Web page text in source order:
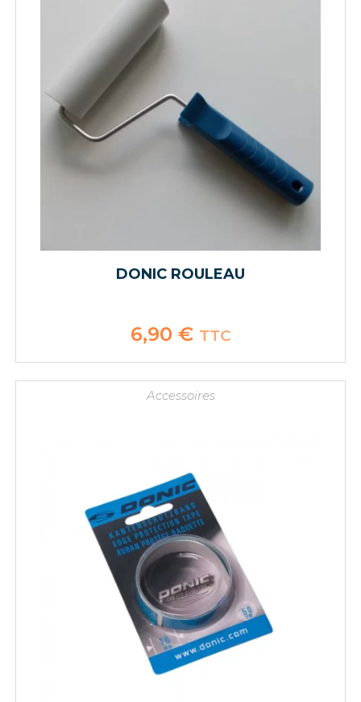
DONIC ROULEAU
6,90 € TTC
Accessoires